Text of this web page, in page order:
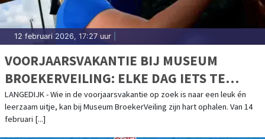
12 februari 2026, 17:27 uur
VOORJAARSVAKANTIE BIJ MUSEUM
BROEKERVEILING: ELKE DAG IETS TE
BELEVEN!
LANGEDIJK - Wie in de voorjaarsvakantie op zoek is naar een leuk én
leerzaam uitje, kan bij Museum BroekerVeiling zijn hart ophalen. Van 14
februari [...]